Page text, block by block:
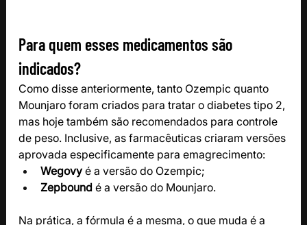
Para quem esses medicamentos são
indicados?
Como disse anteriormente, tanto Ozempic quanto
Mounjaro foram criados para tratar o diabetes tipo 2,
mas hoje também são recomendados para controle
de peso. Inclusive, as farmacêuticas criaram versões
aprovada especificamente para emagrecimento:
Wegovy é a versão do Ozempic;
Zepbound é a versão do Mounjaro.
Na prática, a fórmula é a mesma, o que muda é a